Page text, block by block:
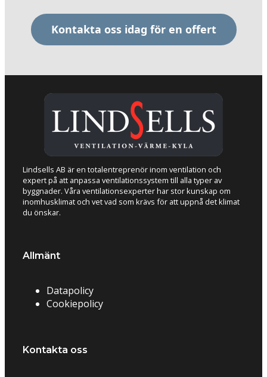
Kontakta oss idag för en offert
Lindsells AB är en totalentreprenör inom ventilation och
expert på att anpassa ventilationssystem till alla typer av
byggnader. Våra ventilationsexperter har stor kunskap om
inomhusklimat och vet vad som krävs för att uppnå det klimat
du önskar.
Allmänt
Datapolicy
Cookiepolicy
Kontakta oss